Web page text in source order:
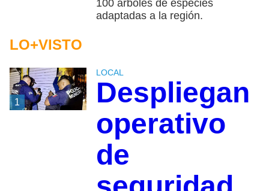
100 árboles de especies
adaptadas a la región.
LO+VISTO
1
LOCAL
Despliegan
operativo
de